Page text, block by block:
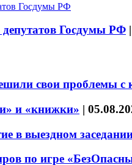
депутатов Госдумы РФ |
свои проблемы с
и «книжки» |
в выездном
по игре